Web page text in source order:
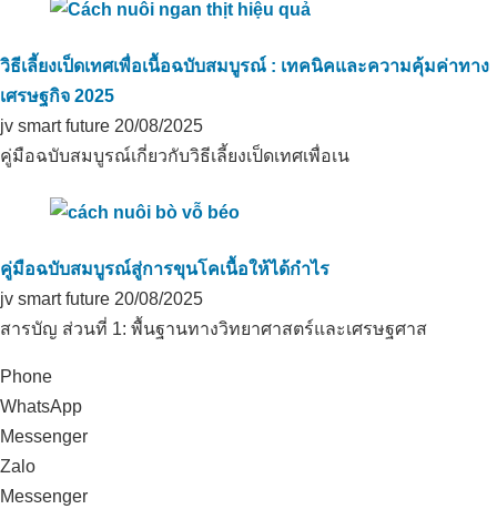
เทคโนโลยีคาร์บอนอินทรีย์บำบัดกลิ่นใน
ฟาร์มปศุสัตว์ที่ฟาร์มโคนมฮาติญได้อย่าง
วิธีเลี้ยงเป็ดเทศเพื่อเนื้อฉบับสมบูรณ์ : เทคนิคและความคุ้มค่าทาง
เศรษฐกิจ 2025
jv smart future 20/08/2025
คู่มือฉบับสมบูรณ์เกี่ยวกับวิธีเลี้ยงเป็ดเทศเพื่อเน
คู่มือฉบับสมบูรณ์สู่การขุนโคเนื้อให้ได้กำไร
jv smart future 20/08/2025
สารบัญ ส่วนที่ 1: พื้นฐานทางวิทยาศาสตร์และเศรษฐศาส
Phone
WhatsApp
Messenger
Zalo
Messenger